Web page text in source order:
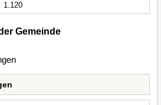
1.120
Gemeinde